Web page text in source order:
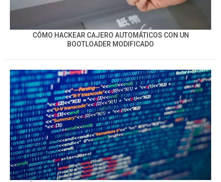
CÓMO HACKEAR CAJERO AUTOMÁTICOS CON UN
BOOTLOADER MODIFICADO